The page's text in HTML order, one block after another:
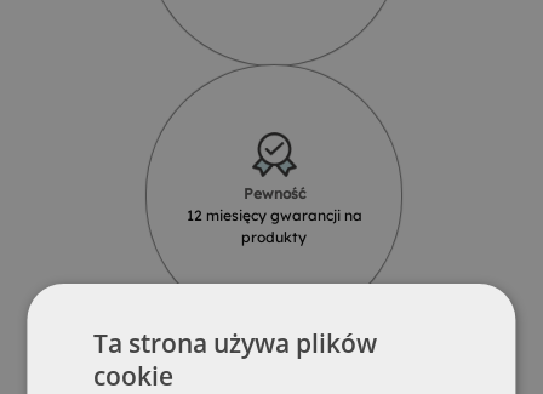
Pewność
12 miesięcy gwarancji na
produkty
Ta strona używa plików
cookie